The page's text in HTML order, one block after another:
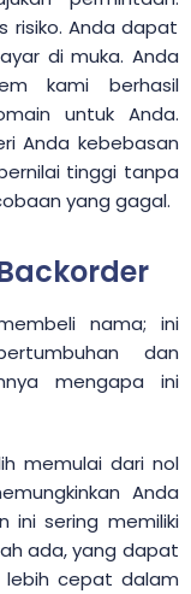
risiko. Anda dapat
di muka. Anda
kami berhasil
untuk Anda.
Anda kebebasan
tinggi tanpa
yang gagal.
nama; ini
dan
mengapa ini
memulai dari nol
Anda
ini sering memiliki
ada, yang dapat
lebih cepat dalam